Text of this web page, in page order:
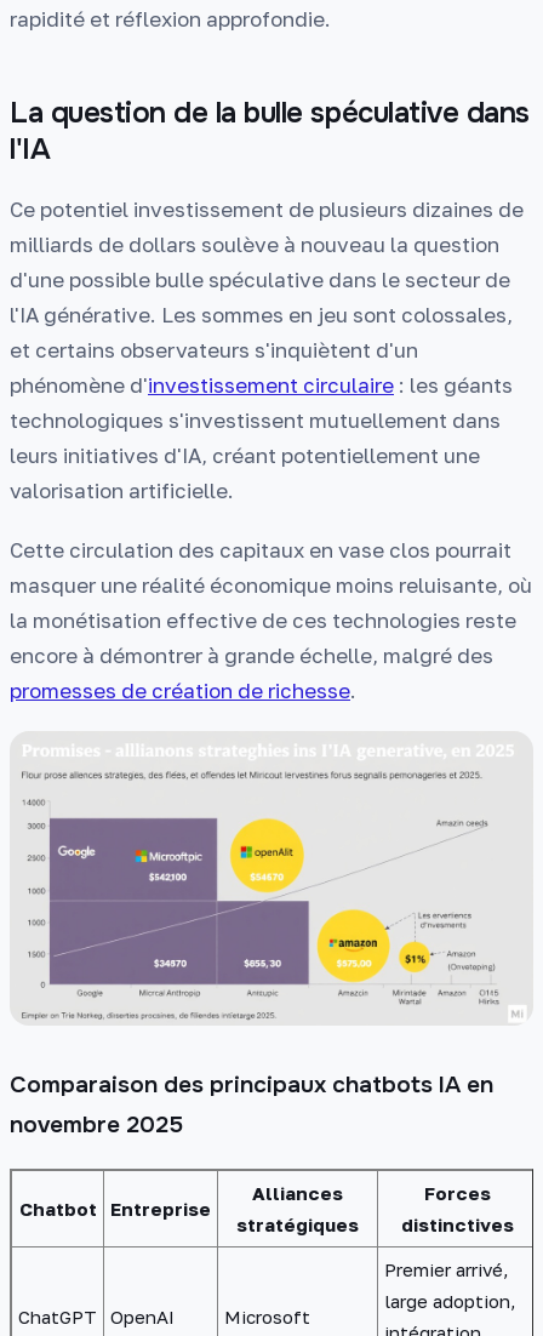
rapidité et réflexion approfondie.
La question de la bulle spéculative dans
l'IA
Ce potentiel investissement de plusieurs dizaines de
milliards de dollars soulève à nouveau la question
d'une possible bulle spéculative dans le secteur de
l'IA générative. Les sommes en jeu sont colossales,
et certains observateurs s'inquiètent d'un
phénomène d'investissement circulaire : les géants
technologiques s'investissent mutuellement dans
leurs initiatives d'IA, créant potentiellement une
valorisation artificielle.
Cette circulation des capitaux en vase clos pourrait
masquer une réalité économique moins reluisante, où
la monétisation effective de ces technologies reste
encore à démontrer à grande échelle, malgré des
promesses de création de richesse.
Comparaison des principaux chatbots IA en
novembre 2025
Chatbot Entreprise
Alliances
stratégiques
Forces
distinctives
ChatGPT OpenAI Microsoft
Premier arrivé,
large adoption,